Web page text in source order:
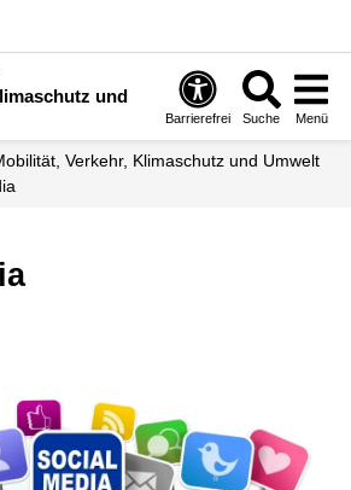
und
Barrierefrei Suche Menü
Verkehr, Klimaschutz und Umwelt